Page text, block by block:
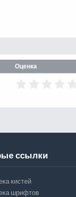
Оценка
ссылки
кистей
шрифтов